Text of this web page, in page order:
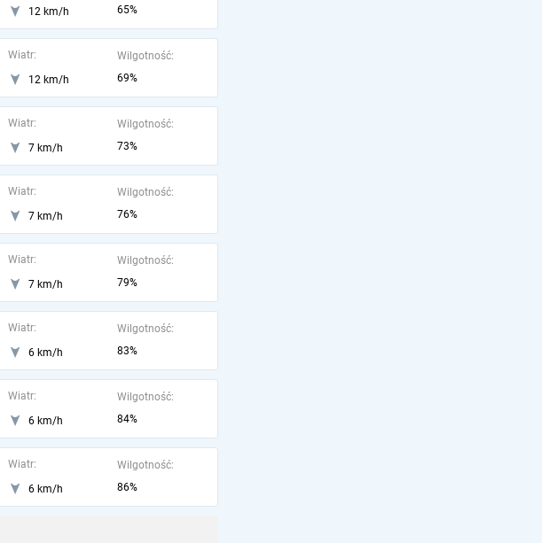
12 km/h
65%
Wiatr:
12 km/h
Wilgotność:
69%
Wiatr:
7 km/h
Wilgotność:
73%
Wiatr:
7 km/h
Wilgotność:
76%
Wiatr:
7 km/h
Wilgotność:
79%
Wiatr:
6 km/h
Wilgotność:
83%
Wiatr:
6 km/h
Wilgotność:
84%
Wiatr:
6 km/h
Wilgotność:
86%